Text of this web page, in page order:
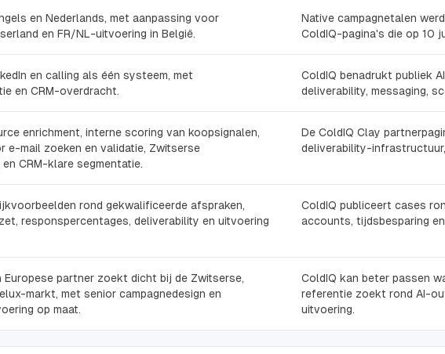
en Nederlands, met aanpassing voor
en FR/NL-uitvoering in België.
Native campagnetalen
ColdIQ-pagina's die op 10
en calling als één systeem, met
en CRM-overdracht.
ColdIQ benadrukt publiek
deliverability, messaging,
enrichment, interne scoring van koopsignalen,
e-mail zoeken en validatie, Zwitserse
CRM-klare segmentatie.
De ColdIQ Clay
deliverability-
rond gekwalificeerde afspraken,
responspercentages, deliverability en uitvoering
ColdIQ publiceert cases
accounts, tijdsbesparing
Europese partner zoekt dicht bij de Zwitserse,
markt, met senior campagnedesign en
op maat.
ColdIQ kan beter passen
referentie zoekt rond AI-
uitvoering.